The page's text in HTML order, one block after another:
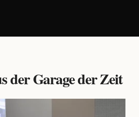
der Garage der Zeit